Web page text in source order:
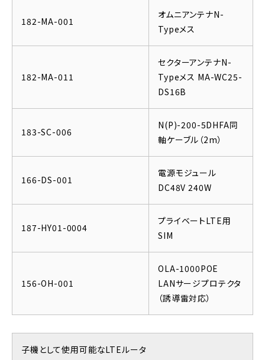
182-MA-001
オムニアンテナN-
Typeメス
182-MA-011
セクターアンテナN-
Typeメス MA-WC25-
DS16B
183-SC-006
N(P)-200-5DHFA同
軸ケーブル（2m）
166-DS-001
電源モジュール
DC48V 240W
187-HY01-0004
プライベートLTE用
SIM
156-OH-001
OLA-1000POE
LANサージプロテクタ
（誘導雷対応）
子機として使用可能なLTEルータ